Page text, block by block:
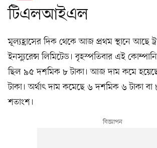
টিএলআইএল
মূল্যহ্রাসের দিক থেকে আজ প্রথম স্থানে আছে
ইনস্যুরেন্স লিমিটেড। বৃহস্পতিবার এই
ছিল ৯৫ দশমিক ৮ টাকা। আজ দাম কমে
টাকা। অর্থাৎ দাম কমেছে ৬ দশমিক ৬ টাকা
শতাংশ।